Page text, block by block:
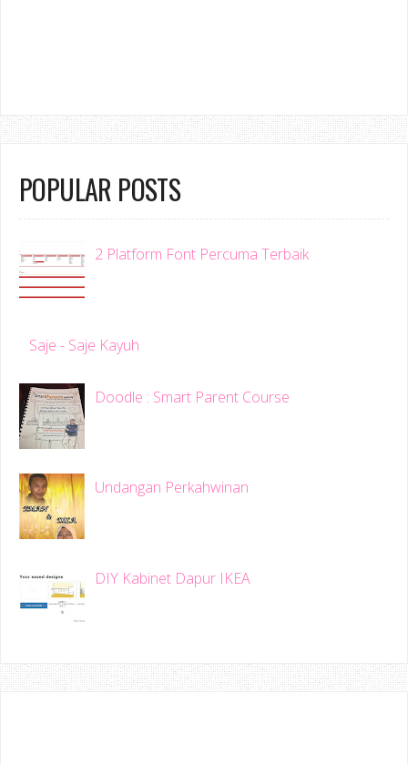
POPULAR POSTS
2 Platform Font Percuma Terbaik
Saje - Saje Kayuh
Doodle : Smart Parent Course
Undangan Perkahwinan
DIY Kabinet Dapur IKEA